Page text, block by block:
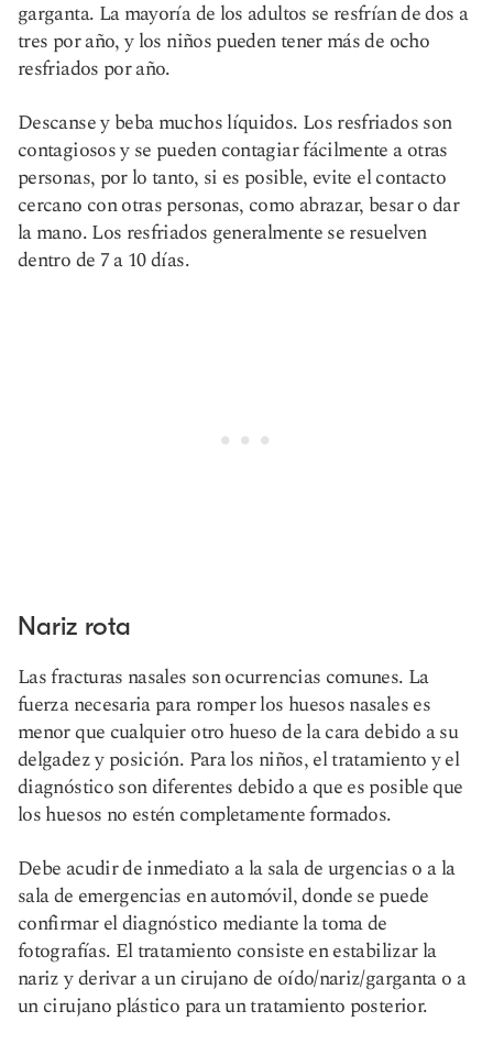
garganta. La mayoría de los adultos se resfrían de dos a
tres por año, y los niños pueden tener más de ocho
resfriados por año.
Descanse y beba muchos líquidos. Los resfriados son
contagiosos y se pueden contagiar fácilmente a otras
personas, por lo tanto, si es posible, evite el contacto
cercano con otras personas, como abrazar, besar o dar
la mano. Los resfriados generalmente se resuelven
dentro de 7 a 10 días.
Nariz rota
Las fracturas nasales son ocurrencias comunes. La
fuerza necesaria para romper los huesos nasales es
menor que cualquier otro hueso de la cara debido a su
delgadez y posición. Para los niños, el tratamiento y el
diagnóstico son diferentes debido a que es posible que
los huesos no estén completamente formados.
Debe acudir de inmediato a la sala de urgencias o a la
sala de emergencias en automóvil, donde se puede
confirmar el diagnóstico mediante la toma de
fotografías. El tratamiento consiste en estabilizar la
nariz y derivar a un cirujano de oído/nariz/garganta o a
un cirujano plástico para un tratamiento posterior.